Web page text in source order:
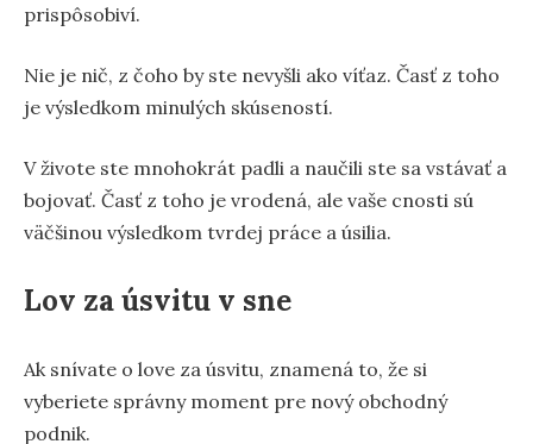
prispôsobiví.
Nie je nič, z čoho by ste nevyšli ako víťaz. Časť z toho
je výsledkom minulých skúseností.
V živote ste mnohokrát padli a naučili ste sa vstávať a
bojovať. Časť z toho je vrodená, ale vaše cnosti sú
väčšinou výsledkom tvrdej práce a úsilia.
Lov za úsvitu v sne
Ak snívate o love za úsvitu, znamená to, že si
vyberiete správny moment pre nový obchodný
podnik.